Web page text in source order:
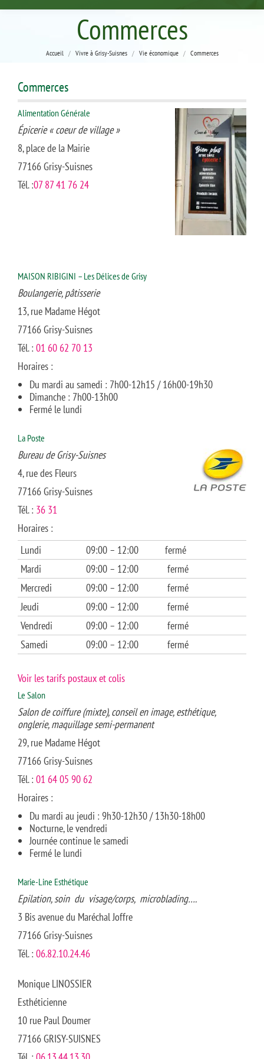
Commerces
Vous êtes ici :
Accueil Vivre à Grisy-Suisnes Vie économique Commerces
Commerces
Alimentation Générale
Épicerie « coeur de village »
8, place de la Mairie
77166 Grisy-Suisnes
Tél. :07 87 41 76 24
MAISON RIBIGINI – Les Délices de Grisy
Boulangerie, pâtisserie
13, rue Madame Hégot
77166 Grisy-Suisnes
Tél. : 01 60 62 70 13
Horaires :
Du mardi au samedi : 7h00-12h15 / 16h00-19h30
Dimanche : 7h00-13h00
Fermé le lundi
La Poste
Bureau de Grisy-Suisnes
4, rue des Fleurs
77166 Grisy-Suisnes
Tél. : 36 31
Horaires :
Lundi
09:00 – 12:00
fermé
Mardi
09:00 – 12:00
fermé
Mercredi
09:00 – 12:00
fermé
Jeudi
09:00 – 12:00
fermé
Vendredi
09:00 – 12:00
fermé
Samedi
09:00 – 12:00 fermé
Voir les tarifs postaux et colis
Le Salon
Salon de coiffure (mixte), conseil en image, esthétique,
onglerie, maquillage semi-permanent
29, rue Madame Hégot
77166 Grisy-Suisnes
Tél. : 01 64 05 90 62
Horaires :
Du mardi au jeudi : 9h30-12h30 / 13h30-18h00
Nocturne, le vendredi
Journée continue le samedi
Fermé le lundi
Marie-Line Esthétique
Epilation, soin du visage/corps, microblading….
3 Bis avenue du Maréchal Joffre
77166 Grisy-Suisnes
Tél. : 06.82.10.24.46
Monique LINOSSIER
Esthéticienne
10 rue Paul Doumer
77166 GRISY-SUISNES